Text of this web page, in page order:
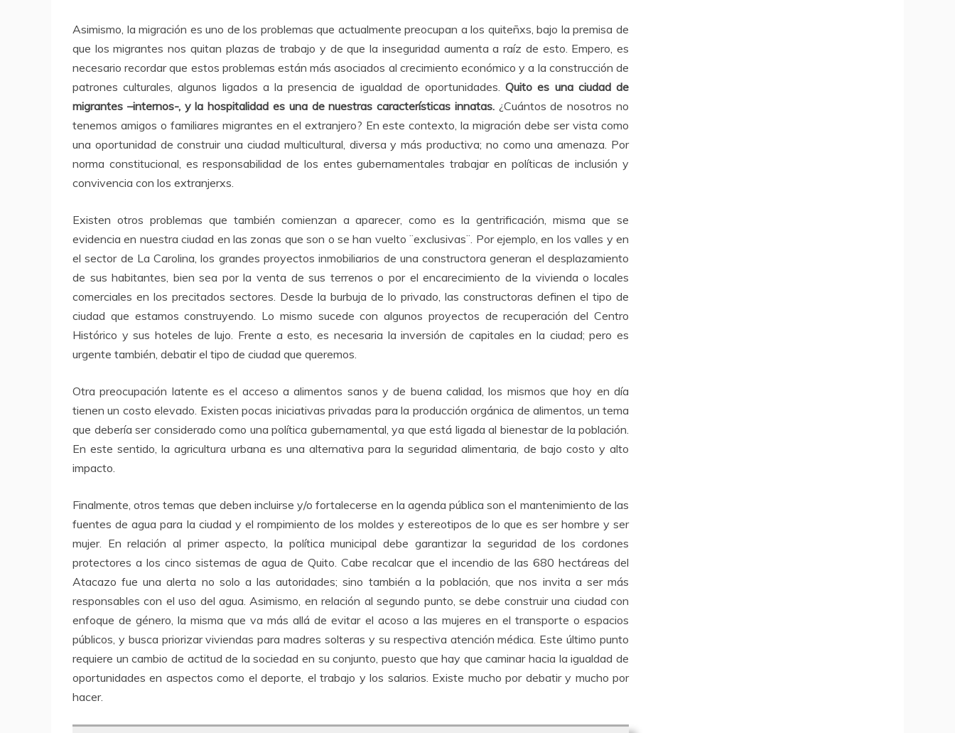
Asimismo, la migración es uno de los problemas que actualmente preocupan a los quiteñxs, bajo la premisa de
que los migrantes nos quitan plazas de trabajo y de que la inseguridad aumenta a raíz de esto. Empero, es
necesario recordar que estos problemas están más asociados al crecimiento económico y a la construcción de
patrones culturales, algunos ligados a la presencia de igualdad de oportunidades.Quito es una ciudad de
migrantes –internos-, y la hospitalidad es una de nuestras características innatas.¿Cuántos de nosotros no
tenemos amigos o familiares migrantes en el extranjero? En este contexto, la migración debe ser vista como
una oportunidad de construir una ciudad multicultural, diversa y más productiva; no como una amenaza. Por
norma constitucional, es responsabilidad de los entes gubernamentales trabajar en políticas de inclusión y
convivencia con los extranjerxs.
Existen otros problemas que también comienzan a aparecer, como es la gentrificación, misma que se
evidencia en nuestra ciudad en las zonas que son o se han vuelto ¨exclusivas¨. Por ejemplo, en los valles y en
el sector de La Carolina, los grandes proyectos inmobiliarios de una constructora generan el desplazamiento
de sus habitantes, bien sea por la venta de sus terrenos o por el encarecimiento de la vivienda o locales
comerciales en los precitados sectores. Desde la burbuja de lo privado, las constructoras definen el tipo de
ciudad que estamos construyendo. Lo mismo sucede con algunos proyectos de recuperación del Centro
Histórico y sus hoteles de lujo. Frente a esto, es necesaria la inversión de capitales en la ciudad; pero es
urgente también, debatir el tipo de ciudad que queremos.
Otra preocupación latente es el acceso a alimentos sanos y de buena calidad, los mismos que hoy en día
tienen un costo elevado. Existen pocas iniciativas privadas para la producción orgánica de alimentos, un tema
que debería ser considerado como una política gubernamental, ya que está ligada al bienestar de la población.
En este sentido, la agricultura urbana es una alternativa para la seguridad alimentaria, de bajo costo y alto
impacto.
Finalmente, otros temas que deben incluirse y/o fortalecerse en la agenda pública son el mantenimiento de las
fuentes de agua para la ciudad y el rompimiento de los moldes y estereotipos de lo que es ser hombre y ser
mujer. En relación al primer aspecto, la política municipal debe garantizar la seguridad de los cordones
protectores a los cinco sistemas de agua de Quito. Cabe recalcar que el incendio de las 680 hectáreas del
Atacazo fue una alerta no solo a las autoridades; sino también a la población, que nos invita a ser más
responsables con el uso del agua. Asimismo, en relación al segundo punto, se debe construir una ciudad con
enfoque de género, la misma que va más allá de evitar el acoso a las mujeres en el transporte o espacios
públicos, y busca priorizar viviendas para madres solteras y su respectiva atención médica. Este último punto
requiere un cambio de actitud de la sociedad en su conjunto, puesto que hay que caminar hacia la igualdad de
oportunidades en aspectos como el deporte, el trabajo y los salarios. Existe mucho por debatir y mucho por
hacer.